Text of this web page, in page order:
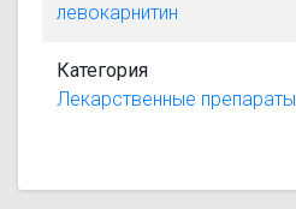
левокарнитин
Категория
Лекарственные препараты